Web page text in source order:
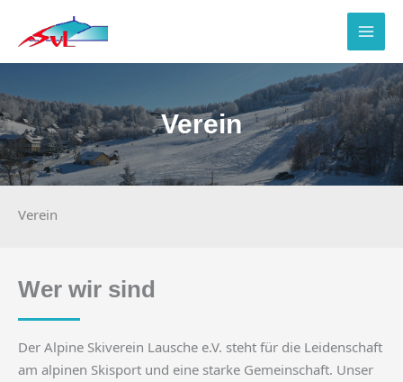
Inhalt
Verein
Verein
Wer wir sind
Der Alpine Skiverein Lausche e.V. steht für die Leidenschaft
am alpinen Skisport und eine starke Gemeinschaft. Unser